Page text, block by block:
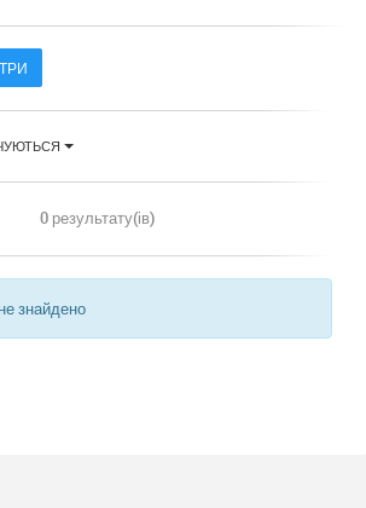
0 результату(ів)
знайдено